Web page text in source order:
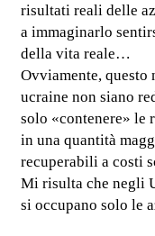
risultati reali delle
a immaginarlo
della vita reale…
Ovviamente,
ucraine non siano
solo «contenere» le
in una quantità
recuperabili a costi
Mi risulta che negli
si occupano solo le